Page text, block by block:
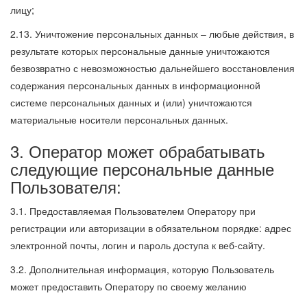
лицу;
2.13. Уничтожение персональных данных – любые действия, в
результате которых персональные данные уничтожаются
безвозвратно с невозможностью дальнейшего восстановления
содержания персональных данных в информационной
системе персональных данных и (или) уничтожаются
материальные носители персональных данных.
3. Оператор может обрабатывать
следующие персональные данные
Пользователя:
3.1. Предоставляемая Пользователем Оператору при
регистрации или авторизации в обязательном порядке: адрес
электронной почты, логин и пароль доступа к веб-сайту.
3.2. Дополнительная информация, которую Пользователь
может предоставить Оператору по своему желанию